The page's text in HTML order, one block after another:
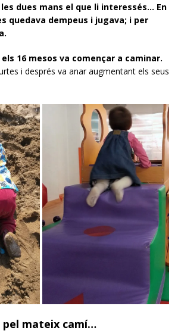
dues mans el que li interessés… En
quedava dempeus i jugava; i per
16 mesos va començar a caminar.
i després va anar augmentant els seus
pel mateix camí…